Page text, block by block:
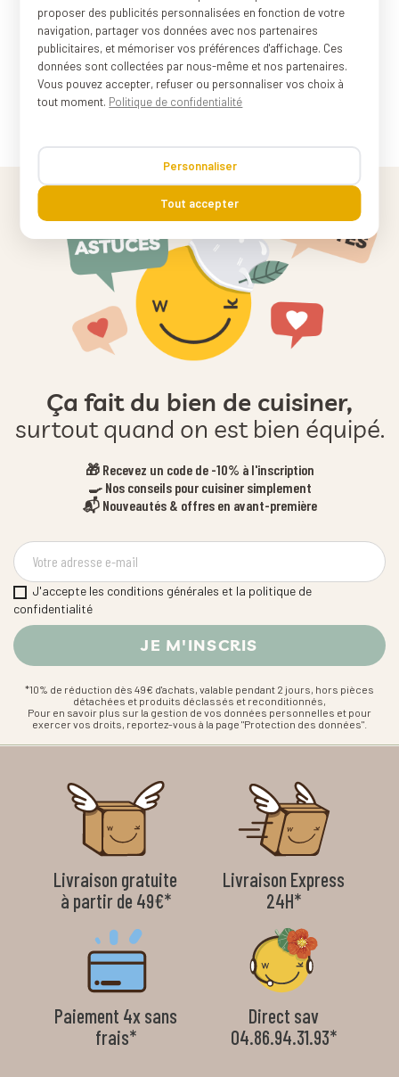
Retour en haut
Ça fait du bien de cuisiner,
surtout quand on est bien équipé.
🎁 Recevez un code de -10% à l'inscription
🍳 Nos conseils pour cuisiner simplement
📬 Nouveautés & offres en avant-première
J'accepte les conditions générales et la politique de
confidentialité
*10% de réduction dès 49€ d'achats, valable pendant 2 jours, hors pièces
détachées et produits déclassés et reconditionnés,
Pour en savoir plus sur la gestion de vos données personnelles et pour
exercer vos droits, reportez-vous à la page "Protection des données".
Livraison gratuite
à partir de 49€*
Livraison Express
24H*
Paiement 4x sans
frais*
Direct sav
04.86.94.31.93*
proposer des publicités personnalisées en fonction de votre
navigation, partager vos données avec nos partenaires
publicitaires, et mémoriser vos préférences d'affichage. Ces
données sont collectées par nous-même et nos partenaires.
Vous pouvez accepter, refuser ou personnaliser vos choix à
tout moment. Politique de confidentialité
Personnaliser
Tout accepter